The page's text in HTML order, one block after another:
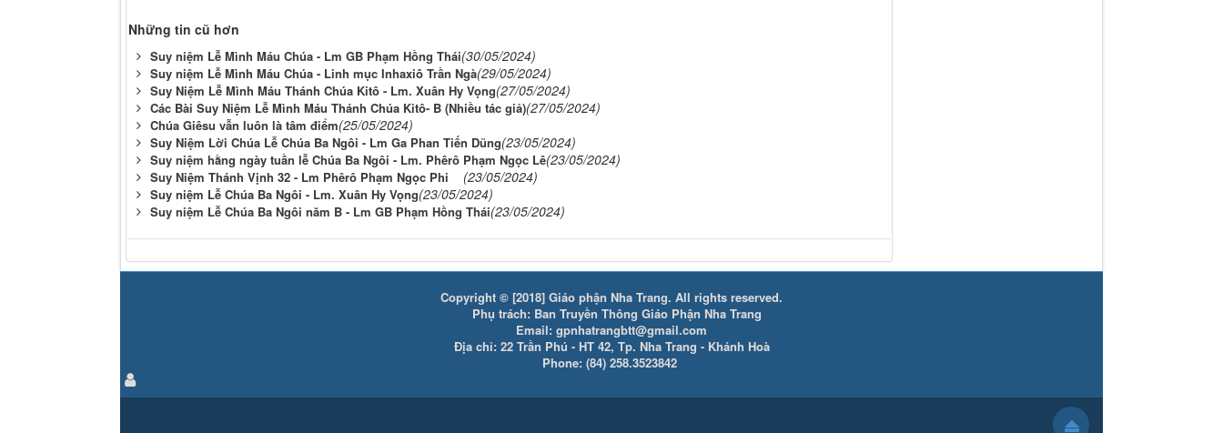
Những tin cũ hơn
Suy niệm Lễ Mình Máu Chúa - Lm GB Phạm Hồng Thái(30/05/2024)
Suy niệm Lễ Mình Máu Chúa - Linh mục Inhaxiô Trần Ngà(29/05/2024)
Suy Niệm Lễ Mình Máu Thánh Chúa Kitô - Lm. Xuân Hy Vọng(27/05/2024)
Các Bài Suy Niệm Lễ Mình Máu Thánh Chúa Kitô- B (Nhiều tác giả)(27/05/2024)
Chúa Giêsu vẫn luôn là tâm điểm(25/05/2024)
Suy Niệm Lời Chúa Lễ Chúa Ba Ngôi - Lm Ga Phan Tiến Dũng(23/05/2024)
Suy niệm hằng ngày tuần lễ Chúa Ba Ngôi - Lm. Phêrô Phạm Ngọc Lê(23/05/2024)
Suy Niệm Thánh Vịnh 32 - Lm Phêrô Phạm Ngọc Phi (23/05/2024)
Suy niệm Lễ Chúa Ba Ngôi - Lm. Xuân Hy Vọng(23/05/2024)
Suy niệm Lễ Chúa Ba Ngôi năm B - Lm GB Phạm Hồng Thái(23/05/2024)
Copyright © [2018] Giáo phận Nha Trang. All rights reserved.
Phụ trách: Ban Truyền Thông Giáo Phận Nha Trang
Email: gpnhatrangbtt@gmail.com
Địa chỉ: 22 Trần Phú - HT 42, Tp. Nha Trang - Khánh Hoà
Phone: (84) 258.3523842